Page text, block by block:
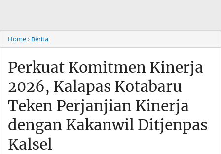
Home› Berita
Perkuat Komitmen Kinerja
2026, Kalapas Kotabaru
Teken Perjanjian Kinerja
dengan Kakanwil Ditjenpas
Kalsel